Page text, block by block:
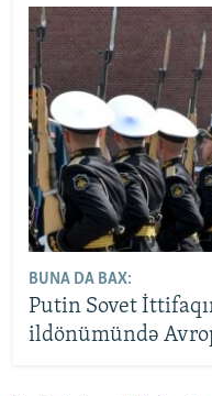
BUNA DA BAX:
Putin Sovet
ildönümündə